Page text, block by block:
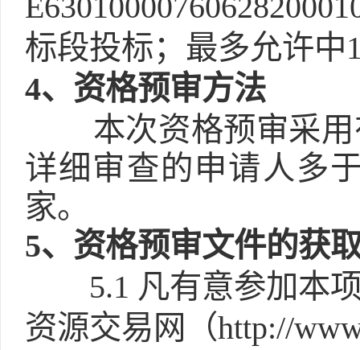
标段投标；最多允许中
4、资格预审方法
本次资格预审采
详细审查的申请人多
家。
5、资格预审文件的获
5.1 凡有意参加本
资源交易网（http://